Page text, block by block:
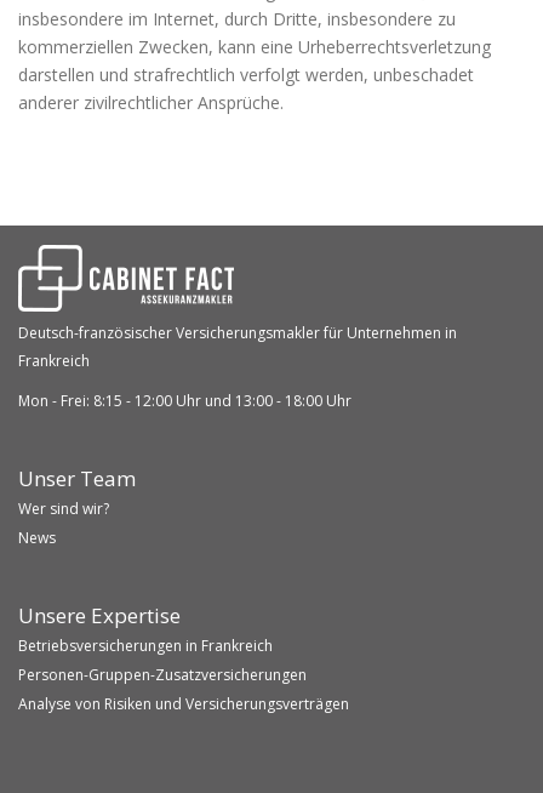
insbesondere im Internet, durch Dritte, insbesondere zu
kommerziellen Zwecken, kann eine Urheberrechtsverletzung
darstellen und strafrechtlich verfolgt werden, unbeschadet
anderer zivilrechtlicher Ansprüche.
Deutsch-französischer Versicherungsmakler für Unternehmen in
Frankreich
Mon - Frei: 8:15 - 12:00 Uhr und 13:00 - 18:00 Uhr
Unser Team
Wer sind wir?
News
Unsere Expertise
Betriebsversicherungen in Frankreich
Personen-Gruppen-Zusatzversicherungen
Analyse von Risiken und Versicherungsverträgen